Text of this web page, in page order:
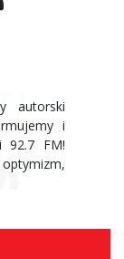
autorski
i
92.7 FM!